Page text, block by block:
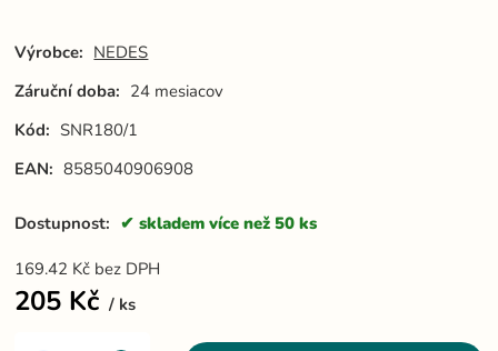
Výrobce: NEDES
Záruční doba: 24 mesiacov
Kód: SNR180/1
EAN: 8585040906908
Dostupnost: skladem více než 50 ks
169.42 Kč bez DPH
205 Kč ks